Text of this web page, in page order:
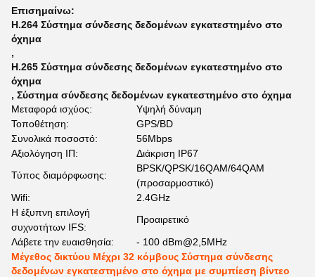
Επισημαίνω:
H.264 Σύστημα σύνδεσης δεδομένων εγκατεστημένο στο
όχημα
,
H.265 Σύστημα σύνδεσης δεδομένων εγκατεστημένο στο
όχημα
, Σύστημα σύνδεσης δεδομένων εγκατεστημένο στο όχημα
Μεταφορά ισχύος:
Υψηλή δύναμη
Τοποθέτηση:
GPS/BD
Συνολικά ποσοστό:
56Mbps
Αξιολόγηση ΙΠ:
Διάκριση IP67
Τύπος διαμόρφωσης:
BPSK/QPSK/16QAM/64QAM
(προσαρμοστικό)
Wifi:
2.4GHz
Η έξυπνη επιλογή
συχνοτήτων IFS:
Προαιρετικό
Λάβετε την ευαισθησία:
- 100 dBm@2,5MHz
Μέγεθος δικτύου Μέχρι 32 κόμβους Σύστημα σύνδεσης
δεδομένων εγκατεστημένο στο όχημα με συμπίεση βίντεο